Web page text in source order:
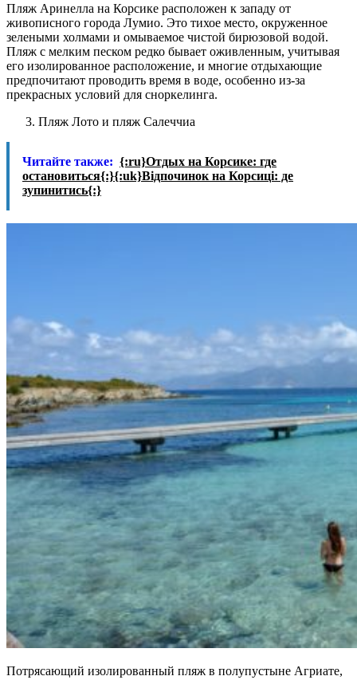
Пляж Аринелла на Корсике расположен к западу от
живописного города Лумио. Это тихое место, окруженное
зелеными холмами и омываемое чистой бирюзовой водой.
Пляж с мелким песком редко бывает оживленным, учитывая
его изолированное расположение, и многие отдыхающие
предпочитают проводить время в воде, особенно из-за
прекрасных условий для сноркелинга.
Пляж Лото и пляж Салеччиа
Читайте также: {:ru}Отдых на Корсике: где
остановиться{:}{:uk}Відпочинок на Корсиці: де
зупинитись{:}
Потрясающий изолированный пляж в полупустыне Агриате,